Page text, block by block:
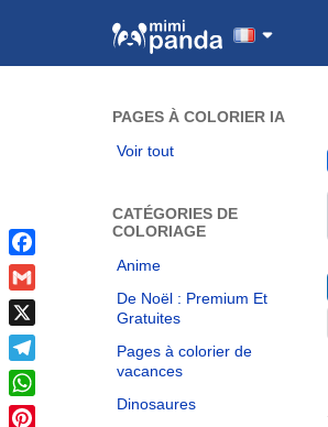
PAGES À COLORIER IA
Voir tout
CATÉGORIES DE
COLORIAGE
Anime
De Noël : Premium Et
Gratuites
Pages à colorier de
vacances
Dinosaures
Facebook
Gmail
X
Telegram
WhatsApp